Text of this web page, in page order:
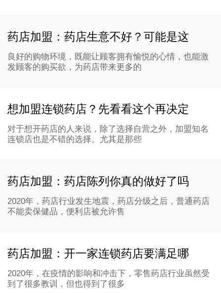
药店加盟：药店生意不好？可能是这
良好的购物环境，既能让顾客拥有愉悦的心情，也能激
发顾客的购买欲，为药店带来更多的
想加盟连锁药店？先看看这个再决定
对于想开药店的人来说，除了选择自营之外，加盟知名
连锁店也是不错的选择。尤其是那些
药店加盟：药店陈列你真的做好了吗
2020年，药店行业发生地震，药店分级之后，普通药店
不能卖保健品，便利店被允许售
药店加盟：开一家连锁药店要满足哪
2020年，在疫情的影响和冲击下，零售药店行业虽然受
到了很多教训，但也得到了很多